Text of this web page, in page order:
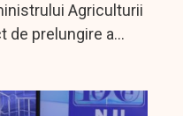
Agriculturii
de prelungire a
alimentele de